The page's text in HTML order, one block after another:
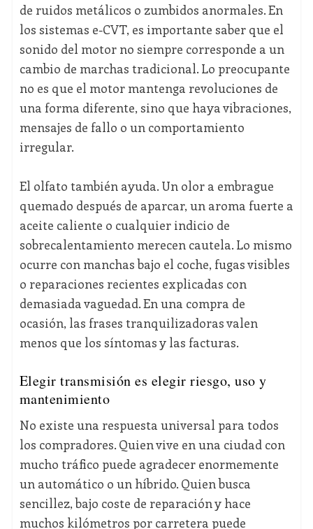
de ruidos metálicos o zumbidos anormales. En
los sistemas e-CVT, es importante saber que el
sonido del motor no siempre corresponde a un
cambio de marchas tradicional. Lo preocupante
no es que el motor mantenga revoluciones de
una forma diferente, sino que haya vibraciones,
mensajes de fallo o un comportamiento
irregular.
El olfato también ayuda. Un olor a embrague
quemado después de aparcar, un aroma fuerte a
aceite caliente o cualquier indicio de
sobrecalentamiento merecen cautela. Lo mismo
ocurre con manchas bajo el coche, fugas visibles
o reparaciones recientes explicadas con
demasiada vaguedad. En una compra de
ocasión, las frases tranquilizadoras valen
menos que los síntomas y las facturas.
Elegir transmisión es elegir riesgo, uso y
mantenimiento
No existe una respuesta universal para todos
los compradores. Quien vive en una ciudad con
mucho tráfico puede agradecer enormemente
un automático o un híbrido. Quien busca
sencillez, bajo coste de reparación y hace
muchos kilómetros por carretera puede